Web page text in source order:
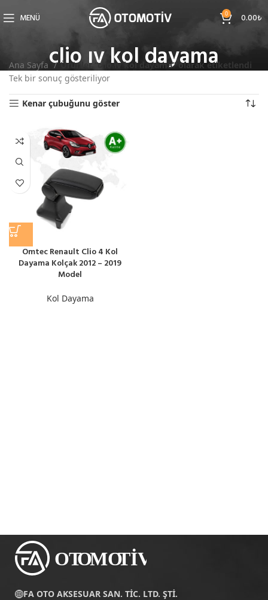
MENÜ 0 0.00₺
clio ıv kol dayama
Ana Sayfa
Ürünler “clio ıv kol dayama” olarak etiketlendi
Tek bir sonuç gösteriliyor
Kenar çubuğunu göster
Omtec Renault Clio 4 Kol
Dayama Kolçak 2012 – 2019
Model
Kol Dayama
FA OTO AKSESUAR SAN. TİC. LTD. ŞTİ.